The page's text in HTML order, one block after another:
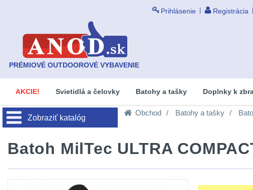
Prihlásenie Registrácia
PRÉMIOVÉ OUTDOOROVÉ VYBAVENIE
AKCIE! Svietidlá a čelovky Batohy a tašky Doplnky k
Zobraziť katalóg
Obchod Batohy a tašky
Batoh MilTec ULTRA